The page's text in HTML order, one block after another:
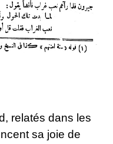
relatés dans les
sa joie de